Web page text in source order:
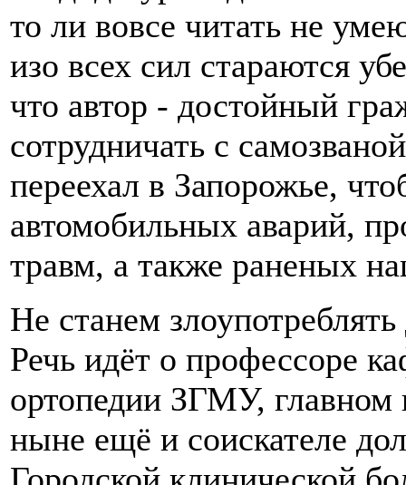
то ли вовсе читать не
изо всех сил стараются
что автор - достойный
сотрудничать с
переехал в Запорожье,
автомобильных аварий,
травм, а также раненых
Не станем
Речь идёт о профессоре
ортопедии ЗГМУ,
ныне ещё и соискателе